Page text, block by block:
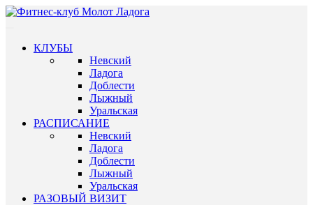
КЛУБЫ
Невский
Ладога
Доблести
Лыжный
Уральская
РАСПИСАНИЕ
Невский
Ладога
Доблести
Лыжный
Уральская
РАЗОВЫЙ ВИЗИТ